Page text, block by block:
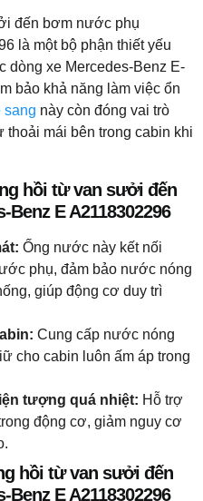
đến bơm nước phụ
là một bộ phận thiết yếu
dòng xe Mercedes-Benz E-
bảo khả năng làm việc ổn
sang này còn đóng vai trò
thoải mái bên trong cabin khi
hồi từ van sưởi đến
E A2118302296
Ống nước này kết nối
phụ, đảm bảo nước nóng
giúp động cơ duy trì
Cung cấp nước nóng
cho cabin luôn ấm áp trong
tượng quá nhiệt: Hỗ trợ
động cơ, giảm nguy cơ
hồi từ van sưởi đến
E A2118302296